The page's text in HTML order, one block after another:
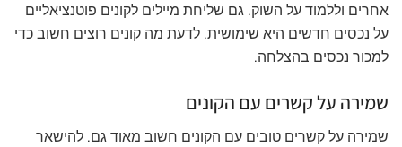
אחרים וללמוד על השוק. גם שליחת מיילים לקונים פוטנציאליים
על נכסים חדשים היא שימושית. לדעת מה קונים רוצים חשוב כדי
למכור נכסים בהצלחה.
שמירה על קשרים עם הקונים
שמירה על קשרים טובים עם הקונים חשוב מאוד גם. להישאר